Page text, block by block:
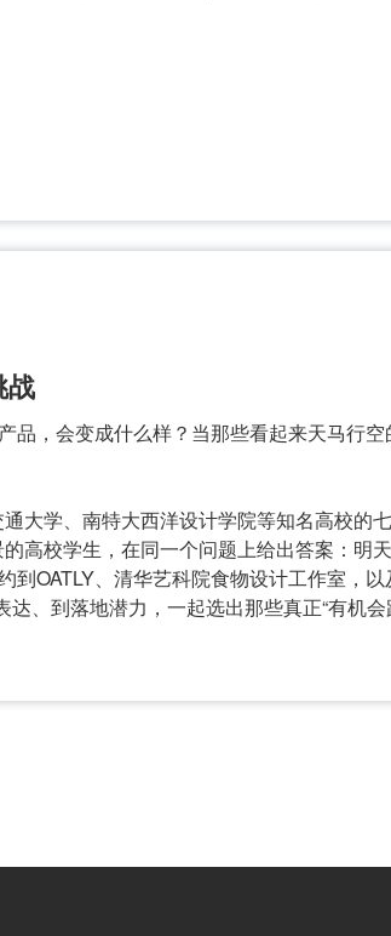
战
品，会变成什么样？当那些看起来天马行
大学、南特大西洋设计学院等知名高校的
高校学生，在同一个问题上给出答案：明
到OATLY、清华艺科院食物设计工作室，
、到落地潜力，一起选出那些真正“有机会